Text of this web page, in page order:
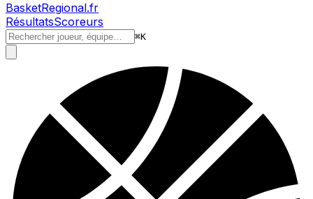
BasketRegional.fr
RésultatsScoreurs
⌘K